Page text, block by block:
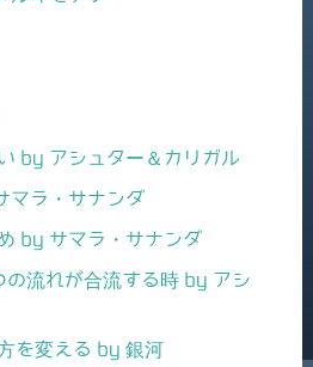
by アシュター＆カリガル
マラ・サナンダ
by サマラ・サナンダ
流れが合流する時 by アシ
を変える by 銀河